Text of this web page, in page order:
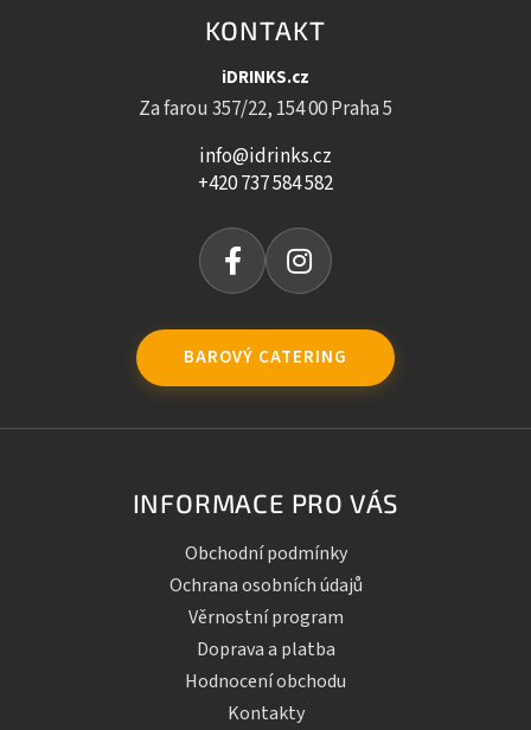
KONTAKT
iDRINKS.cz
Za farou 357/22, 154 00 Praha 5
info@idrinks.cz
+420 737 584 582
BAROVÝ CATERING
INFORMACE PRO VÁS
Obchodní podmínky
Ochrana osobních údajů
Věrnostní program
Doprava a platba
Hodnocení obchodu
Kontakty